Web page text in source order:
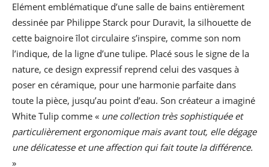
Elément emblématique d’une salle de bains entièrement
dessinée par Philippe Starck pour Duravit, la silhouette de
cette baignoire îlot circulaire s’inspire, comme son nom
l’indique, de la ligne d’une tulipe. Placé sous le signe de la
nature, ce design expressif reprend celui des vasques à
poser en céramique, pour une harmonie parfaite dans
toute la pièce, jusqu’au point d’eau. Son créateur a imaginé
White Tulip comme « une collection très sophistiquée et
particulièrement ergonomique mais avant tout, elle dégage
une délicatesse et une affection qui fait toute la différence.
»